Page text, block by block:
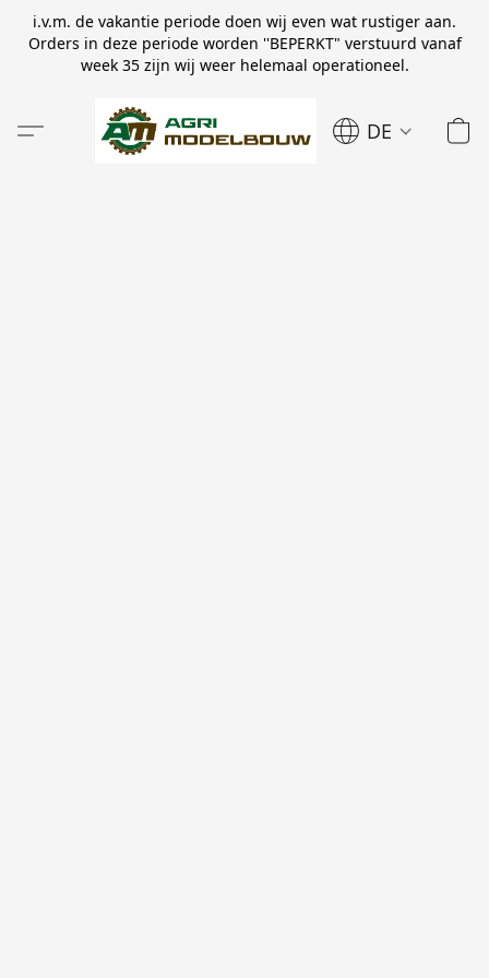
i.v.m. de vakantie periode doen wij even wat rustiger aan.
Orders in deze periode worden ''BEPERKT" verstuurd vanaf
week 35 zijn wij weer helemaal operationeel.
DE